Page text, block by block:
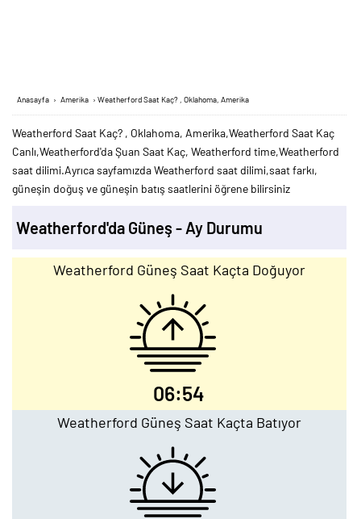
Anasayfa › Amerika › Weatherford Saat Kaç? , Oklahoma, Amerika
Weatherford Saat Kaç? , Oklahoma, Amerika,Weatherford Saat Kaç
Canlı,Weatherford'da Şuan Saat Kaç, Weatherford time,Weatherford
saat dilimi.Ayrıca sayfamızda Weatherford saat dilimi,saat farkı,
güneşin doğuş ve güneşin batış saatlerini öğrene bilirsiniz
Weatherford'da Güneş - Ay Durumu
Weatherford Güneş Saat Kaçta Doğuyor
06:54
Weatherford Güneş Saat Kaçta Batıyor